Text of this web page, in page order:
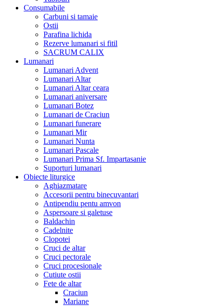
Consumabile
Carbuni si tamaie
Ostii
Parafina lichida
Rezerve lumanari si fitil
SACRUM CALIX
Lumanari
Lumanari Advent
Lumanari Altar
Lumanari Altar ceara
Lumanari aniversare
Lumanari Botez
Lumanari de Craciun
Lumanari funerare
Lumanari Mir
Lumanari Nunta
Lumanari Pascale
Lumanari Prima Sf. Impartasanie
Suporturi lumanari
Obiecte liturgice
Aghiazmatare
Accesorii pentru binecuvantari
Antipendiu pentu amvon
Aspersoare si galetuse
Baldachin
Cadelnite
Clopotei
Cruci de altar
Cruci pectorale
Cruci procesionale
Cutiute ostii
Fete de altar
Craciun
Mariane